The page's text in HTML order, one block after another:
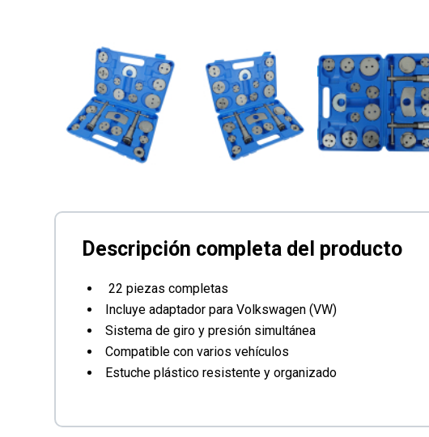
22 piezas completas
Incluye adaptador para Volkswagen (VW)
Sistema de giro y presión simultánea
Compatible con varios vehículos
Estuche plástico resistente y organizado